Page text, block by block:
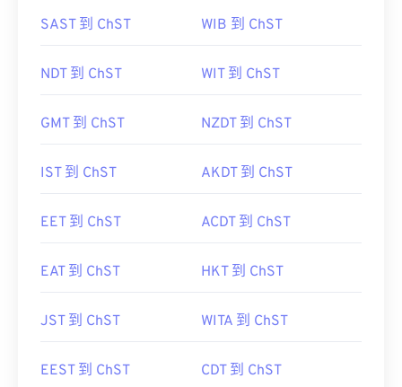
SAST 到 ChST WIB 到 ChST
NDT 到 ChST WIT 到 ChST
GMT 到 ChST NZDT 到 ChST
IST 到 ChST AKDT 到 ChST
EET 到 ChST ACDT 到 ChST
EAT 到 ChST HKT 到 ChST
JST 到 ChST WITA 到 ChST
EEST 到 ChST CDT 到 ChST